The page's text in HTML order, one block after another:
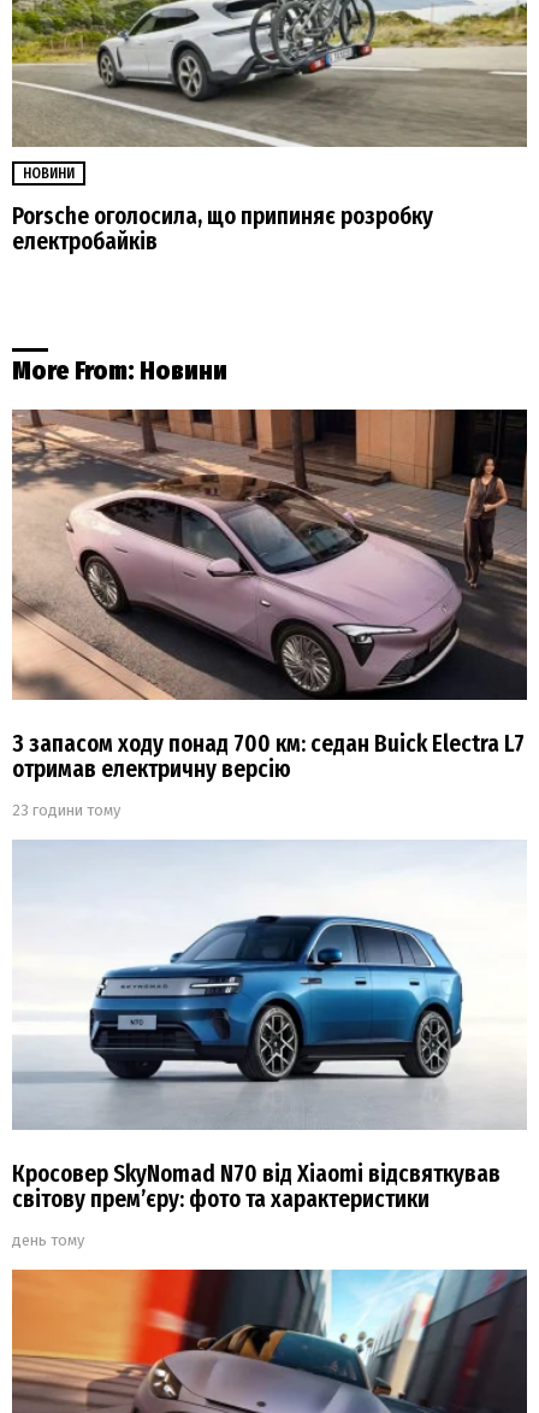
НОВИНИ
Porsche оголосила, що припиняє розробку
електробайків
More From: Новини
З запасом ходу понад 700 км: седан Buick Electra L7
отримав електричну версію
23 години тому
Кросовер SkyNomad N70 від Xiaomi відсвяткував
світову прем’єру: фото та характеристики
день тому